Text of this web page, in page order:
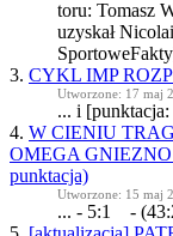
toru: Tomasz
uzyskał
SportoweFakty
3. CYKL IMP
Utworzone: 17 maj
... i
4. W CIENIU
OMEGA
punktacja)
Utworzone: 15 maj
... - 5:1 -